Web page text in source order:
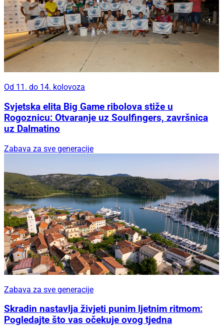
Od 11. do 14. kolovoza
Svjetska elita Big Game ribolova stiže u
Rogoznicu: Otvaranje uz Soulfingers, završnica
uz Dalmatino
Zabava za sve generacije
Zabava za sve generacije
Skradin nastavlja živjeti punim ljetnim ritmom:
Pogledajte što vas očekuje ovog tjedna